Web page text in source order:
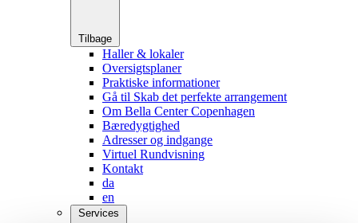
Tilbage
Haller & lokaler
Oversigtsplaner
Praktiske informationer
Gå til Skab det perfekte arrangement
Om Bella Center Copenhagen
Bæredygtighed
Adresser og indgange
Virtuel Rundvisning
Kontakt
da
en
Services